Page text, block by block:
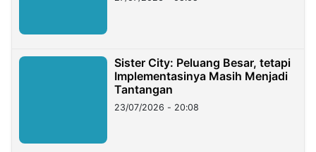
Sister City: Peluang Besar, tetapi
Implementasinya Masih Menjadi
Tantangan
23/07/2026 - 20:08